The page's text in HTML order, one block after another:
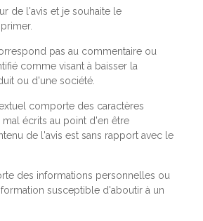
de l'avis et je souhaite le
pas au commentaire ou
comme visant à baisser la
ou d'une société.
comporte des caractères
mal écrits au point d'en être
de l'avis est sans rapport avec le
des informations personnelles ou
susceptible d'aboutir à un